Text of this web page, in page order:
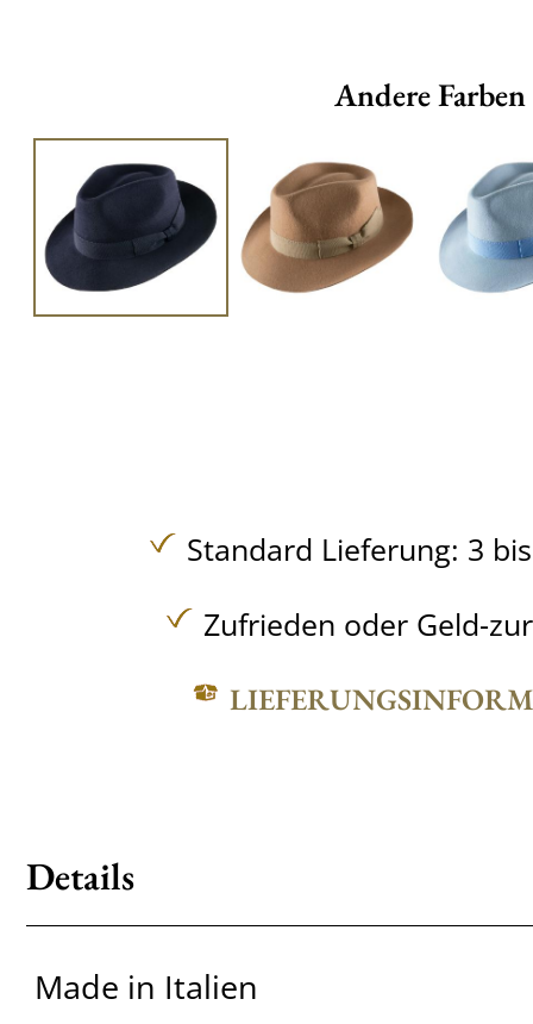
Andere Farben
Standard Lieferung: 3
Zufrieden oder Geld-
Details
Made in Italien